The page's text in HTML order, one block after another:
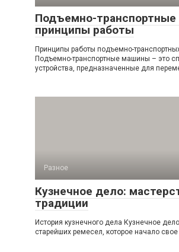
Подъемно-
принципы работы
Принципы работы подъемно-
Подъемно-транспортные машины – это
устройства, предназначенные для
Разное
Кузнечное дело:
традиции
История кузнечного дела Кузнечное
старейших ремесел, которое начало свое